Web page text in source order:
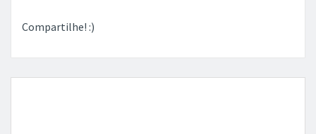
Compartilhe! :)